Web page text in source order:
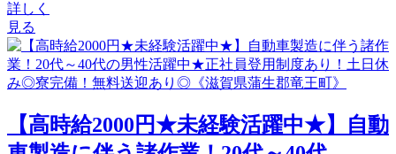
詳しく
見る
【高時給2000円★未経験活躍中★】自動